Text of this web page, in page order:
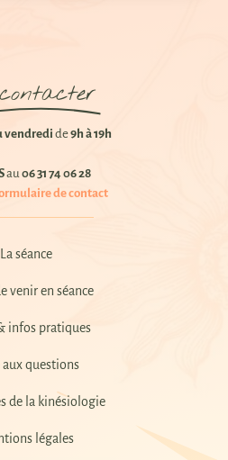
vendredi de9h à 19h
au06 31 74 06 28
de contact
La séance
venir en séance
infos pratiques
aux questions
de la kinésiologie
légales